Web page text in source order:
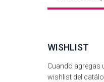
WISHLIST
Cuando agregas
wishlist del